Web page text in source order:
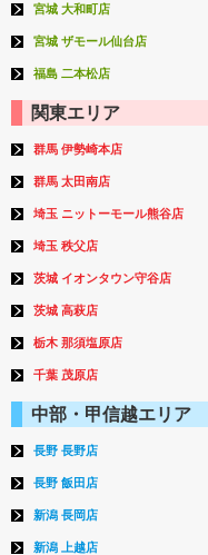
宮城 大和町店
宮城 ザモール仙台店
福島 二本松店
関東エリア
群馬 伊勢崎本店
群馬 太田南店
埼玉 ニットーモール熊谷店
埼玉 秩父店
茨城 イオンタウン守谷店
茨城 高萩店
栃木 那須塩原店
千葉 茂原店
中部・甲信越エリア
長野 長野店
長野 飯田店
新潟 長岡店
新潟 上越店